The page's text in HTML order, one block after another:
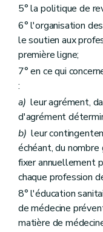
5° la politique de
6° l'organisation
le soutien aux
première ligne;
7° en ce qui
:
a) leur agrément,
d'agrément
b) leur
échéant, du
fixer annuellement
chaque profession
8° l'éducation
de médecine
matière de